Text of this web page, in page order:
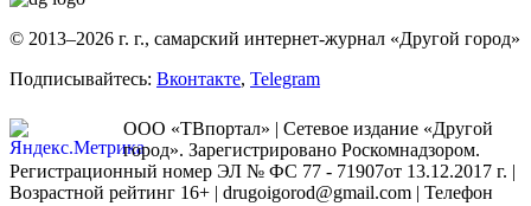
© 2013–2026 г. г., самарский интернет-журнал «Другой город»
Подписывайтесь: Вконтакте, Telegram
ООО «ТВпортал» | Сетевое издание «Другой
город». Зарегистрировано Роскомнадзором.
Регистрационный номер ЭЛ № ФС 77 - 71907от 13.12.2017 г. |
Возрастной рейтинг 16+ | drugoigorod@gmail.com | Телефон